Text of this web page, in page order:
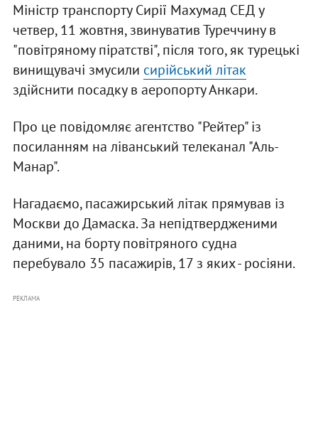
Міністр транспорту Сирії Махумад СЕД у
четвер, 11 жовтня, звинуватив Туреччину в
"повітряному піратстві", після того, як турецькі
винищувачі змусили сирійський літак
здійснити посадку в аеропорту Анкари.
Про це повідомляє агентство "Рейтер" із
посиланням на ліванський телеканал "Аль-
Манар".
Нагадаємо, пасажирський літак прямував із
Москви до Дамаска. За непідтвердженими
даними, на борту повітряного судна
перебувало 35 пасажирів, 17 з яких - росіяни.
РЕКЛАМА